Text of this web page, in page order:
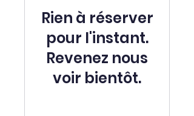
Rien à réserver
pour l'instant.
Revenez nous
voir bientôt.